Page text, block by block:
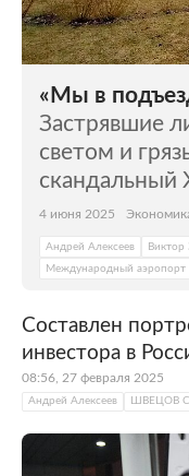
«Мы в
Застрявшие
светом и
скандальный
4 июня 2025
Андрей Алексеев Виктор
Международный аэропорт
Составлен
инвестора в
08:56, 27 февраля 2025
Андрей Алексеев ШВЕЦОВ